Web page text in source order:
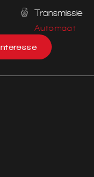
Transmissie
Automaat